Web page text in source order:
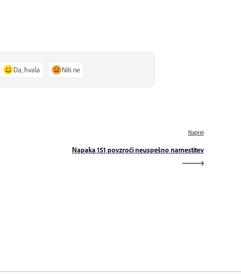
Da, hvala Niti ne
Naprej
Napaka 151 povzroči neuspešno namestitev